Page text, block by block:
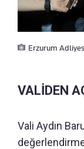
Erzurum
VALİDEN
Vali Aydın